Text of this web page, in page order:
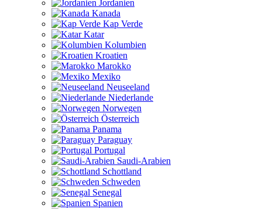
Jordanien
Kanada
Kap Verde
Katar
Kolumbien
Kroatien
Marokko
Mexiko
Neuseeland
Niederlande
Norwegen
Österreich
Panama
Paraguay
Portugal
Saudi-Arabien
Schottland
Schweden
Senegal
Spanien